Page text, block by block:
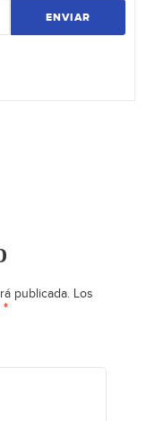
ENVIAR
publicada. Los
*